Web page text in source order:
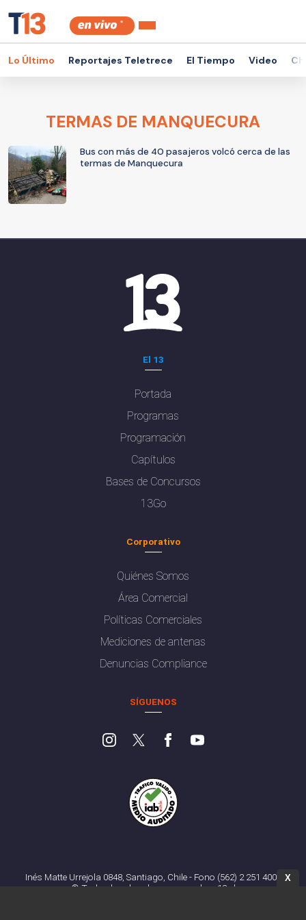
Lo Último Reportajes Teletrece El Tiempo Video
TERMAS DE MANQUECURA
Bus con más de 40 pasajeros volcó cerca de las
termas de Manquecura
El 13
Portada
Programas
Programación
Capítulos
Bases de Concursos
13Go
Corporativo
Quiénes Somos
Área Comercial
Políticas Comerciales
Mediciones de antenas
Denuncias Compliance
SÍGUENOS
Inés Matte Urrejola 0848, Santiago, Chile - Fono (562) 2 251 4000
© Todos los derechos reservados. 13.cl
X